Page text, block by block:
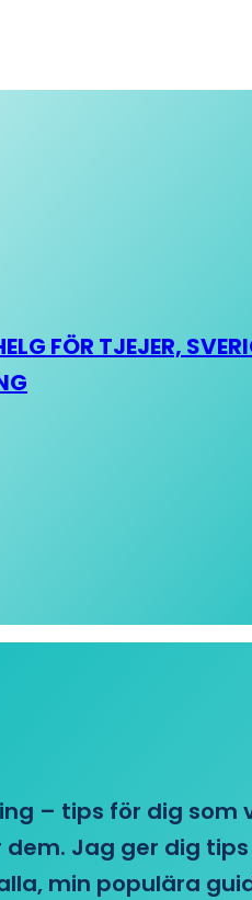
FÖR TJEJER,
– tips för dig
Jag ger dig
min populära